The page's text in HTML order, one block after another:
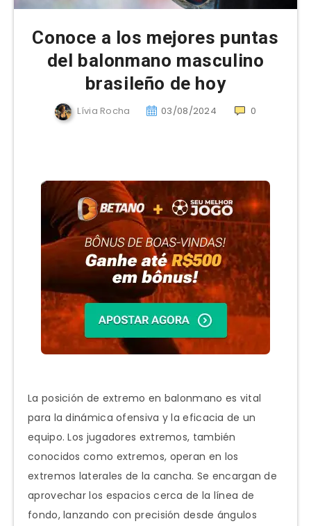
Conoce a los mejores puntas
del balonmano masculino
brasileño de hoy
Lívia Rocha 03/08/2024 0
La posición de extremo en balonmano es vital
para la dinámica ofensiva y la eficacia de un
equipo. Los jugadores extremos, también
conocidos como extremos, operan en los
extremos laterales de la cancha. Se encargan de
aprovechar los espacios cerca de la línea de
fondo, lanzando con precisión desde ángulos